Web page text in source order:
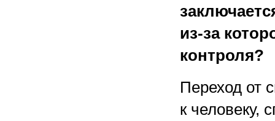
из-за
контроля?
Переход от
к человеку,